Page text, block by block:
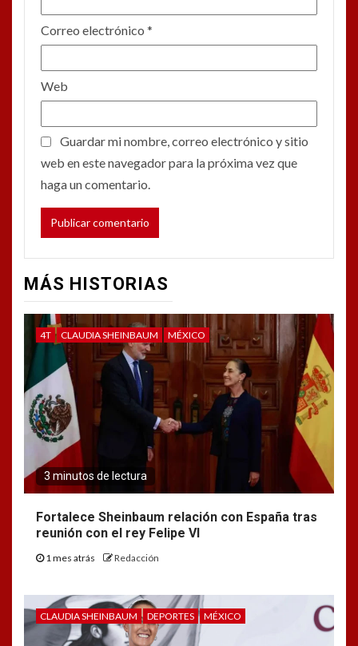
Correo electrónico *
Web
Guardar mi nombre, correo electrónico y sitio
web en este navegador para la próxima vez que
haga un comentario.
MÁS HISTORIAS
4T CLAUDIA SHEINBAUM MÉXICO
3 minutos de lectura
Fortalece Sheinbaum relación con España tras
reunión con el rey Felipe VI
1 mes atrás Redacción
CLAUDIA SHEINBAUM DEPORTES MÉXICO